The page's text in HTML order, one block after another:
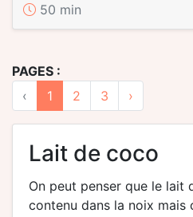
50 min
PAGES :
‹
1 2 3 ›
lait de coco
On peut penser que le lait
contenu dans la noix mais